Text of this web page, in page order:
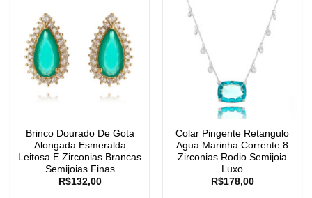
Brinco Dourado De Gota
Alongada Esmeralda
Leitosa E Zirconias Brancas
Semijoias Finas
R$132,00
Colar Pingente Retangulo
Agua Marinha Corrente 8
Zirconias Rodio Semijoia
Luxo
R$178,00